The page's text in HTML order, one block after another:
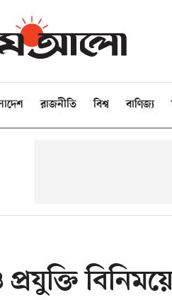
রাজনীতি বিশ্ব বাণিজ্য
প্রযুক্তি